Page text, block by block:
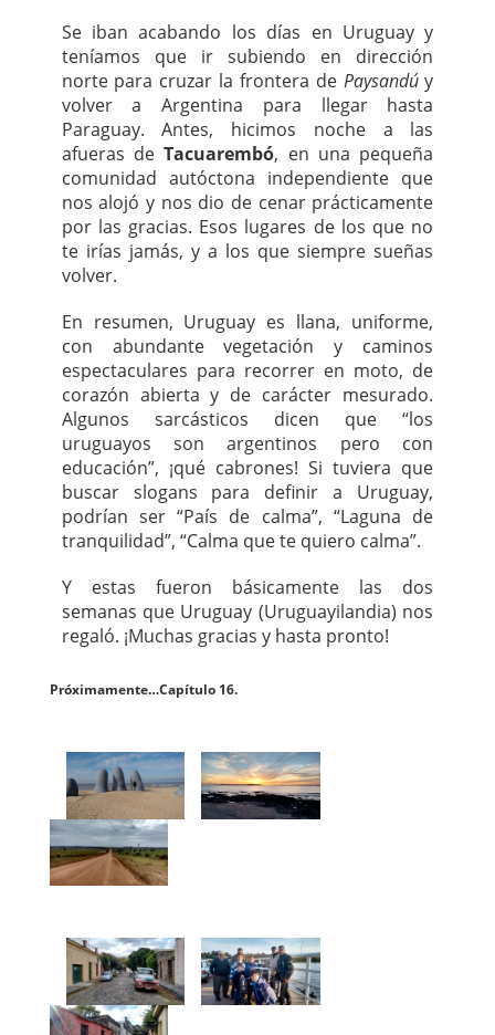
Se iban acabando los días en Uruguay y
teníamos que ir subiendo en dirección
norte para cruzar la frontera de Paysandúy
volver a Argentina para llegar hasta
Paraguay. Antes, hicimos noche a las
afueras deTacuarembó, en una pequeña
comunidad autóctona independiente que
nos alojó y nos dio de cenar prácticamente
por las gracias. Esos lugares de los que no
te irías jamás, y a los que siempre sueñas
volver.
En resumen, Uruguay es llana, uniforme,
con abundante vegetación y caminos
espectaculares para recorrer en moto, de
corazón abierta y de carácter mesurado.
Algunos sarcásticos dicen que “los
uruguayos son argentinos pero con
educación”, ¡qué cabrones! Si tuviera que
buscar slogans para definir a Uruguay,
podrían ser “País de calma”, “Laguna de
tranquilidad”, “Calma que te quiero calma”.
Y estas fueron básicamente las dos
semanas que Uruguay (Uruguayilandia) nos
regaló. ¡Muchas gracias y hasta pronto!
Próximamente…Capítulo 16.